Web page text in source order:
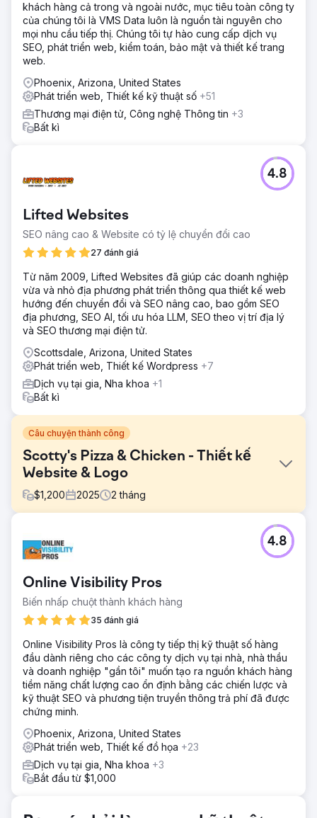
khách hàng cả trong và ngoài nước, mục tiêu toàn công ty
của chúng tôi là VMS Data luôn là nguồn tài nguyên cho
mọi nhu cầu tiếp thị. Chúng tôi tự hào cung cấp dịch vụ
SEO, phát triển web, kiểm toán, bảo mật và thiết kế trang
web.
Phoenix, Arizona, United States
Phát triển web, Thiết kế kỹ thuật số +51
Thương mại điện tử, Công nghệ Thông tin +3
Bất kì
Lifted Websites
SEO nâng cao & Website có tỷ lệ chuyển đổi cao
27 đánh giá
4.8
Từ năm 2009, Lifted Websites đã giúp các doanh nghiệp
vừa và nhỏ địa phương phát triển thông qua thiết kế web
hướng đến chuyển đổi và SEO nâng cao, bao gồm SEO
địa phương, SEO AI, tối ưu hóa LLM, SEO theo vị trí địa lý
và SEO thương mại điện tử.
Scottsdale, Arizona, United States
Phát triển web, Thiết kế Wordpress +7
Dịch vụ tại gia, Nha khoa +1
Bất kì
Câu chuyện thành công
Scotty's Pizza & Chicken - Thiết kế
Website & Logo
$1,200 2025 2 tháng
Khách hàng giao cho tôi thiết kế cho họ một thiết kế thứ ba
và làm cho nó thật hiện đại. Họ cũng cần một logo mới.
Foundation và một giao diện WordPress tùy chỉnh do
chúng tôi tự thiết kế. Logo của họ lúc đó mang hơi hướng
cuối những năm 90, rất chi tiết.
Tôi đã tìm được một chủ đề hiện đại cho các nhà hàng
pizza mà khách hàng đã chấp thuận. Tôi cũng tái tạo logo
của họ với nét đơn giản, hiện đại, phù hợp hoàn hảo với
hình ảnh tỷ lệ 1:1.
Kết quả
kinh ngạc; nó thể hiện chuỗi 17 năm liền họ là nhà hàng
pizza ngon nhất Marshfield mà họ tự hào. Tôi đã tái tạo
logo của họ, một chiếc Chevy Bel Air màu đỏ anh đào đời
1957. Tôi tìm thấy một bản sao vector của chính chiếc xe
Online Visibility Pros
Biến nhấp chuột thành khách hàng
35 đánh giá
4.8
Online Visibility Pros là công ty tiếp thị kỹ thuật số hàng
đầu dành riêng cho các công ty dịch vụ tại nhà, nhà thầu
và doanh nghiệp "gần tôi" muốn tạo ra nguồn khách hàng
tiềm năng chất lượng cao ổn định bằng các chiến lược và
kỹ thuật SEO và phương tiện truyền thông trả phí đã được
chứng minh.
Phoenix, Arizona, United States
Phát triển web, Thiết kế đồ họa +23
Dịch vụ tại gia, Nha khoa +3
Bắt đầu từ $1,000